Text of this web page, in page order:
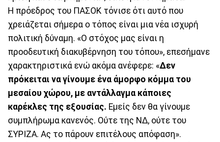
Η πρόεδρος του ΠΑΣΟΚ τόνισε ότι αυτό που
χρειάζεται σήμερα ο τόπος είναι μια νέα ισχυρή
πολιτική δύναμη. «Ο στόχος μας είναι η
προοδευτική διακυβέρνηση του τόπου», επεσήμανε
χαρακτηριστικά ενώ ακόμα ανέφερε: «Δεν
πρόκειται να γίνουμε ένα άμορφο κόμμα του
μεσαίου χώρου, με αντάλλαγμα κάποιες
καρέκλες της εξουσίας. Εμείς δεν θα γίνουμε
συμπλήρωμα κανενός. Ούτε της ΝΔ, ούτε του
ΣΥΡΙΖΑ. Ας το πάρουν επιτέλους απόφαση».